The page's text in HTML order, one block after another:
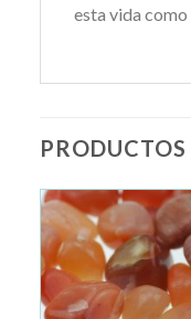
esta vida como